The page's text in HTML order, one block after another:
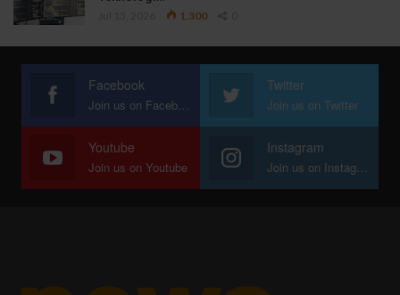
1,300
Facebook
Join us on Facebook
Twitter
Join us on Twitter
Youtube
Join us on Youtube
Instagram
Join us on Instagram